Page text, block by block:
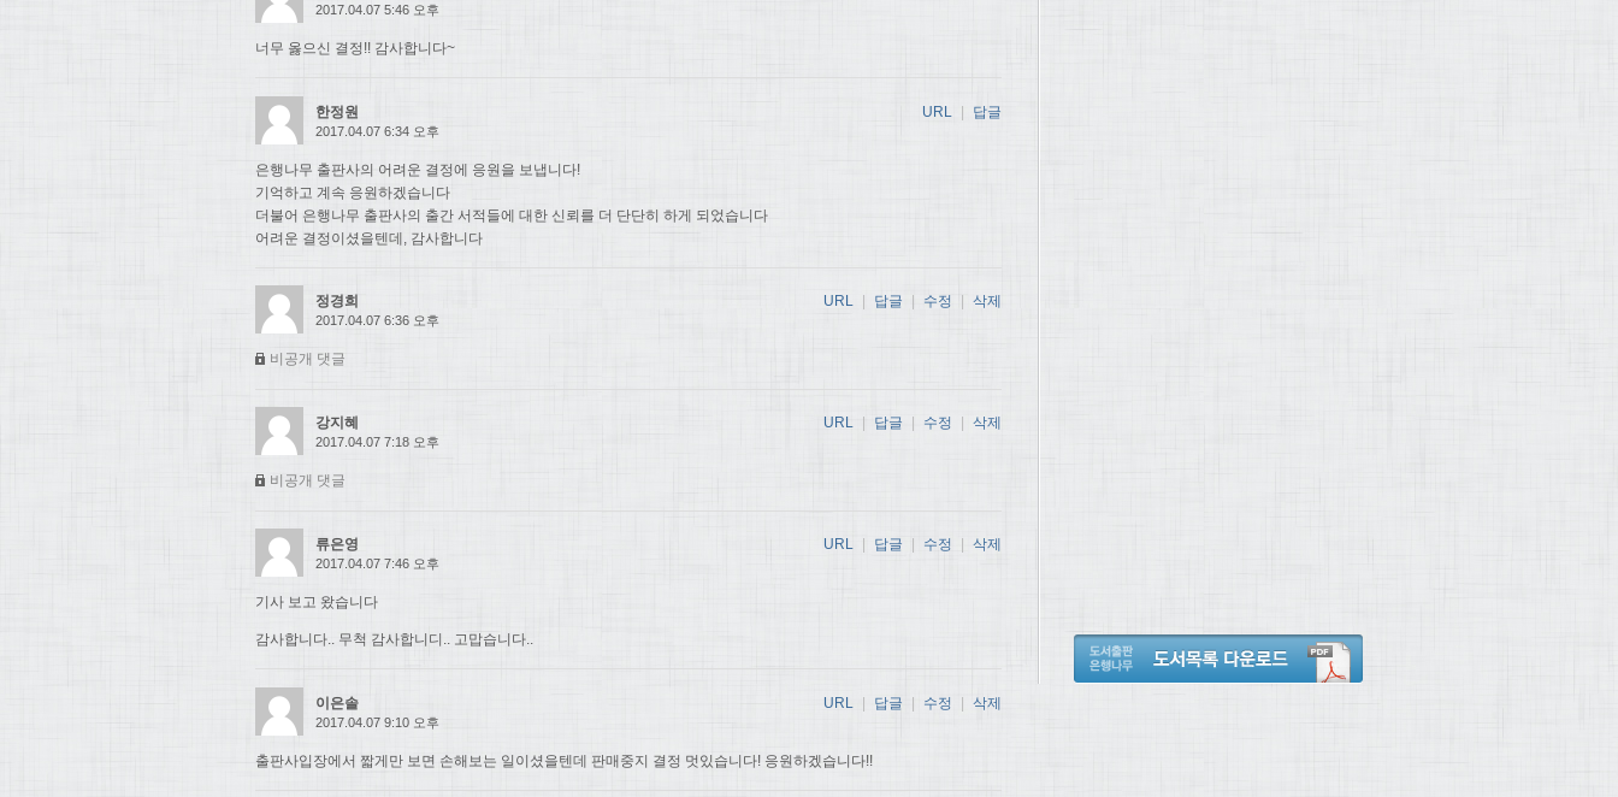
2017.04.07 5:46 오후
너무 옳으신 결정!! 감사합니다~
한정원
2017.04.07 6:34 오후
은행나무 출판사의 어려운 결정에 응원을 보냅니다!
기억하고 계속 응원하겠습니다
더불어 은행나무 출판사의 출간 서적들에 대한 신뢰를 더 단단히 하게 되었습니다
어려운 결정이셨을텐데, 감사합니다
URL | 답글
정경희
2017.04.07 6:36 오후
비공개 댓글
URL 답글 수정 삭제
강지혜
2017.04.07 7:18 오후
비공개 댓글
URL 답글 수정 삭제
류은영
2017.04.07 7:46 오후
기사 보고 왔습니다
감사합니다.. 무척 감사합니디.. 고맙습니다..
URL 답글 수정 삭제
이은솔
2017.04.07 9:10 오후
출판사입장에서 짧게만 보면 손해보는 일이셨을텐데 판매중지 결정 멋있습니다! 응원하겠습니다!!
URL | 답글 | 수정 | 삭제